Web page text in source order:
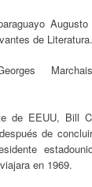
de Literatura.
de EEUU, Bill
de
en 1969.